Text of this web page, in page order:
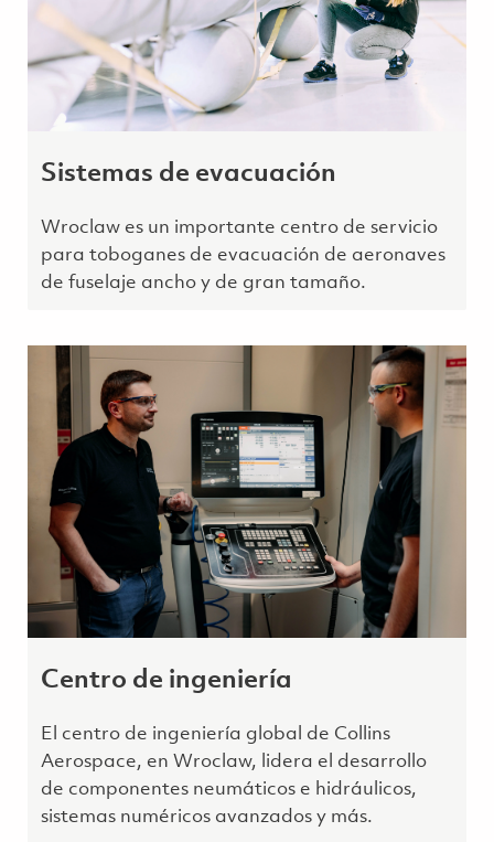
Sistemas de evacuación
Wroclaw es un importante centro de servicio
para toboganes de evacuación de aeronaves
de fuselaje ancho y de gran tamaño.
Centro de ingeniería
El centro de ingeniería global de Collins
Aerospace, en Wroclaw, lidera el desarrollo
de componentes neumáticos e hidráulicos,
sistemas numéricos avanzados y más.